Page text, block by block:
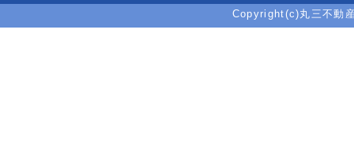
Copyright(c)丸三不動